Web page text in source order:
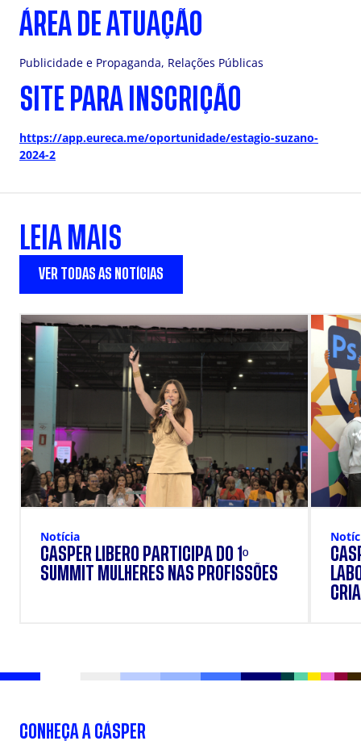
ÁREA DE ATUAÇÃO
Publicidade e Propaganda, Relações Públicas
SITE PARA INSCRIÇÃO
https://app.eureca.me/oportunidade/estagio-suzano-
2024-2
LEIA MAIS
VER TODAS AS NOTÍCIAS
Notícia
CÁSPER LÍBERO PARTICIPA DO 1º
SUMMIT MULHERES NAS PROFISSÕES
CONHEÇA A CÁSPER